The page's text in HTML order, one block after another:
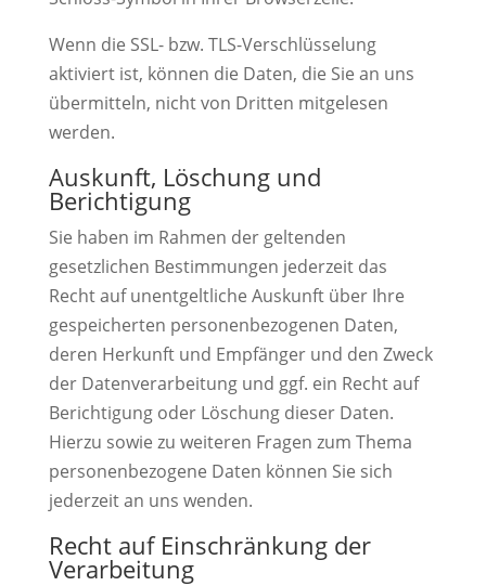
Wenn die SSL- bzw. TLS-Verschlüsselung
aktiviert ist, können die Daten, die Sie an uns
übermitteln, nicht von Dritten mitgelesen
werden.
Auskunft, Löschung und
Berichtigung
Sie haben im Rahmen der geltenden
gesetzlichen Bestimmungen jederzeit das
Recht auf unentgeltliche Auskunft über Ihre
gespeicherten personenbezogenen Daten,
deren Herkunft und Empfänger und den Zweck
der Datenverarbeitung und ggf. ein Recht auf
Berichtigung oder Löschung dieser Daten.
Hierzu sowie zu weiteren Fragen zum Thema
personenbezogene Daten können Sie sich
jederzeit an uns wenden.
Recht auf Einschränkung der
Verarbeitung